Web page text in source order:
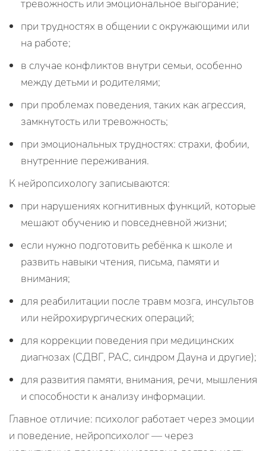
тревожность или эмоциональное выгорание;
при трудностях в общении с окружающими или
на работе;
в случае конфликтов внутри семьи, особенно
между детьми и родителями;
при проблемах поведения, таких как агрессия,
замкнутость или тревожность;
при эмоциональных трудностях: страхи, фобии,
внутренние переживания.
К нейропсихологу записываются:
при нарушениях когнитивных функций, которые
мешают обучению и повседневной жизни;
если нужно подготовить ребёнка к школе и
развить навыки чтения, письма, памяти и
внимания;
для реабилитации после травм мозга, инсультов
или нейрохирургических операций;
для коррекции поведения при медицинских
диагнозах (СДВГ, РАС, синдром Дауна и другие);
для развития памяти, внимания, речи, мышления
и способности к анализу информации.
Главное отличие: психолог работает через эмоции
и поведение, нейропсихолог — через